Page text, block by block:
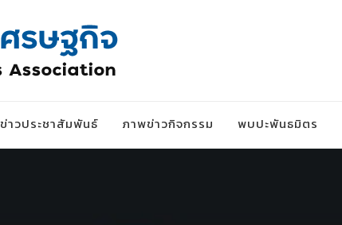
ข่าวประชาสัมพันธ์ ภาพข่าวกิจกรรม พบปะพันธมิตร